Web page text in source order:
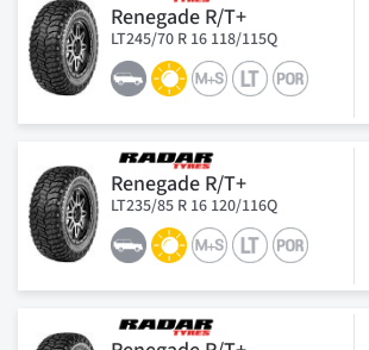
Renegade R/T+
LT245/70 R 16 118/115Q
Renegade R/T+
LT235/85 R 16 120/116Q